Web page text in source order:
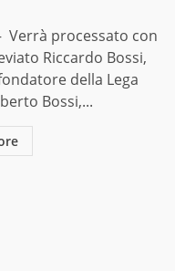
Verrà processato con
Riccardo Bossi,
della Lega
Bossi,...